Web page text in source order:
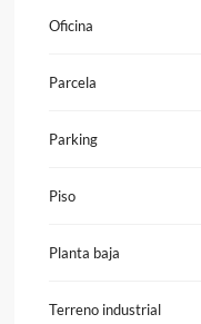
Oficina
Parcela
Parking
Piso
Planta baja
Terreno industrial